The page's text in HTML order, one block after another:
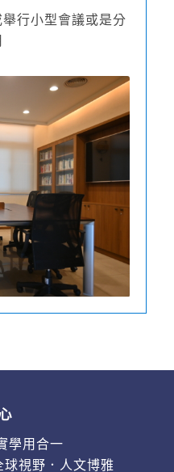
舉行小型會議或是分
學用合一
視野．人文博雅